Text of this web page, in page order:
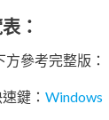
：
參考完整版：
鍵： Windows